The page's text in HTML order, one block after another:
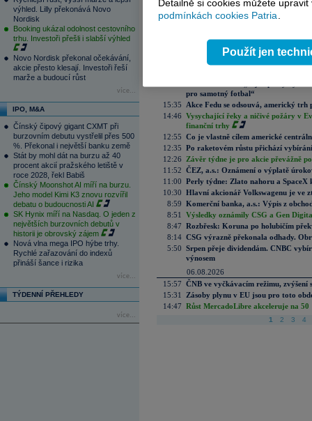
výhled. Lilly překonává Novo
Nordisk
Booking ukázal odolnost cestovního
trhu. Investoři přešli i slabší výhled
Novo Nordisk překonal očekávání,
akcie přesto klesají. Investoři řeší
marže a budoucí růst
více...
IPO, M&A
Čínský čipový gigant CXMT při
burzovním debutu vystřelil přes 500
%. Překonal i největší banku země
Stát by mohl dát na burzu až 40
procent akcií pražského letiště v
roce 2028, řekl Babiš
Čínský Moonshot AI míří na burzu.
Jeho model Kimi K3 znovu rozvířil
debatu o budoucnosti AI
SK Hynix míří na Nasdaq. O jeden z
největších burzovních debutů v
historii je obrovský zájem
Nová vlna mega IPO hýbe trhy.
Rychlé zařazování do indexů
přináší šance i rizika
více...
TÝDENNÍ PŘEHLEDY
více...
Aktuální komentáře
07.08.2026
Slabá data z trhu práce pomohla
pro samotný fotbal“
15:35
Akce Fedu se odsouvá, americký
14:46 Vysychající řeky a ničivé požáry v
finanční trhy
12:55 Co je vlastně cílem americké
12:35 Po raketovém růstu přichází
12:26
Závěr týdne je pro akcie převážně
11:52 ČEZ, a.s.: Oznámení o výplatě
11:00 Perly týdne: Zlato nahoru a SpaceX
10:30 Hlavní akcionář Volkswagenu je ve
8:59 Komerční banka, a.s.: Výpis z
8:51
Výsledky oznámily CSG a Gen
8:47 Rozbřesk: Koruna po holubičím
8:14 CSG výrazně překonala odhady.
5:50 Srpen přeje dividendám. CNBC
výnosem
06.08.2026
15:57 ČNB ve vyčkávacím režimu, zvýšení
15:31
Zásoby plynu v EU jsou pro toto
14:47 Růst MercadoLibre akceleruje na
1 2 3 4
Detailně si cookies můžete
podmínkách cookies Patria.
Použít jen